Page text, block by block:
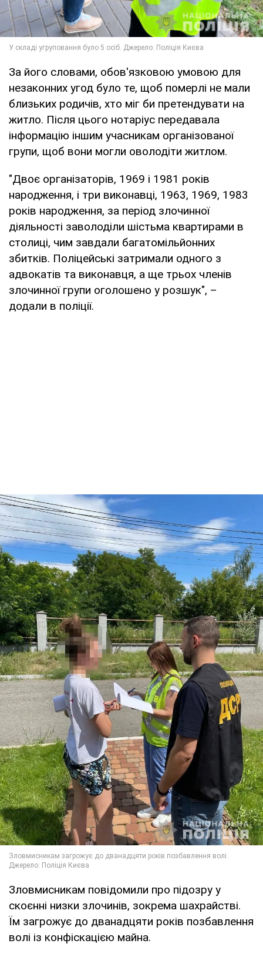
За його словами, обов'язковою умовою для
незаконних угод було те, щоб померлі не мали
близьких родичів, хто міг би претендувати на
житло. Після цього нотаріус передавала
інформацію іншим учасникам організованої
групи, щоб вони могли оволодіти житлом.
"Двоє організаторів, 1969 і 1981 років
народження, і три виконавці, 1963, 1969, 1983
років народження, за період злочинної
діяльності заволоділи шістьма квартирами в
столиці, чим завдали багатомільйонних
збитків. Поліцейські затримали одного з
адвокатів та виконавця, а ще трьох членів
злочинної групи оголошено у розшук", –
додали в поліції.
Зловмисникам повідомили про підозру у
скоєнні низки злочинів, зокрема шахрайстві.
Їм загрожує до дванадцяти років позбавлення
волі із конфіскацією майна.